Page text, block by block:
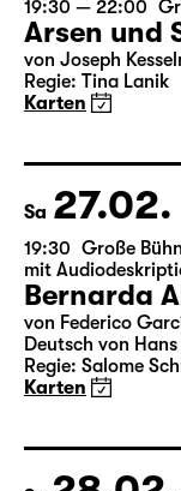
Fr 26.02.
19:30 — 22:00
Arsen und
Regie: Tina Lanik
Karten
Sa 27.02.
19:30 Große
mit
Bernarda
Regie: Salome
Karten